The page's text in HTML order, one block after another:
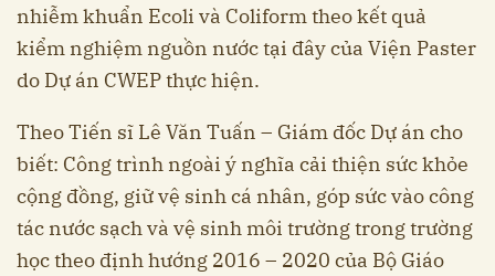
nhiễm khuẩn Ecoli và Coliform theo kết quả
kiểm nghiệm nguồn nước tại đây của Viện Paster
do Dự án CWEP thực hiện.
Theo Tiến sĩ Lê Văn Tuấn – Giám đốc Dự án cho
biết: Công trình ngoài ý nghĩa cải thiện sức khỏe
cộng đồng, giữ vệ sinh cá nhân, góp sức vào công
tác nước sạch và vệ sinh môi trường trong trường
học theo định hướng 2016 – 2020 của Bộ Giáo